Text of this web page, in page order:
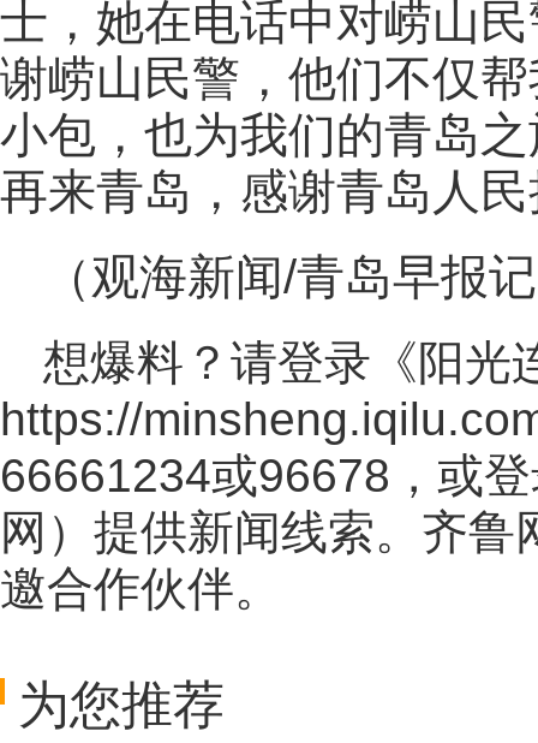
士，她在电话中对崂山
谢崂山民警，他们不仅
小包，也为我们的青岛
再来青岛，感谢青岛人民
（观海新闻/青岛早报
想爆料？请登录《阳光
https://
66661234或96678，或
网 ）提供新闻线索。齐鲁
邀合作伙伴。
为您推荐